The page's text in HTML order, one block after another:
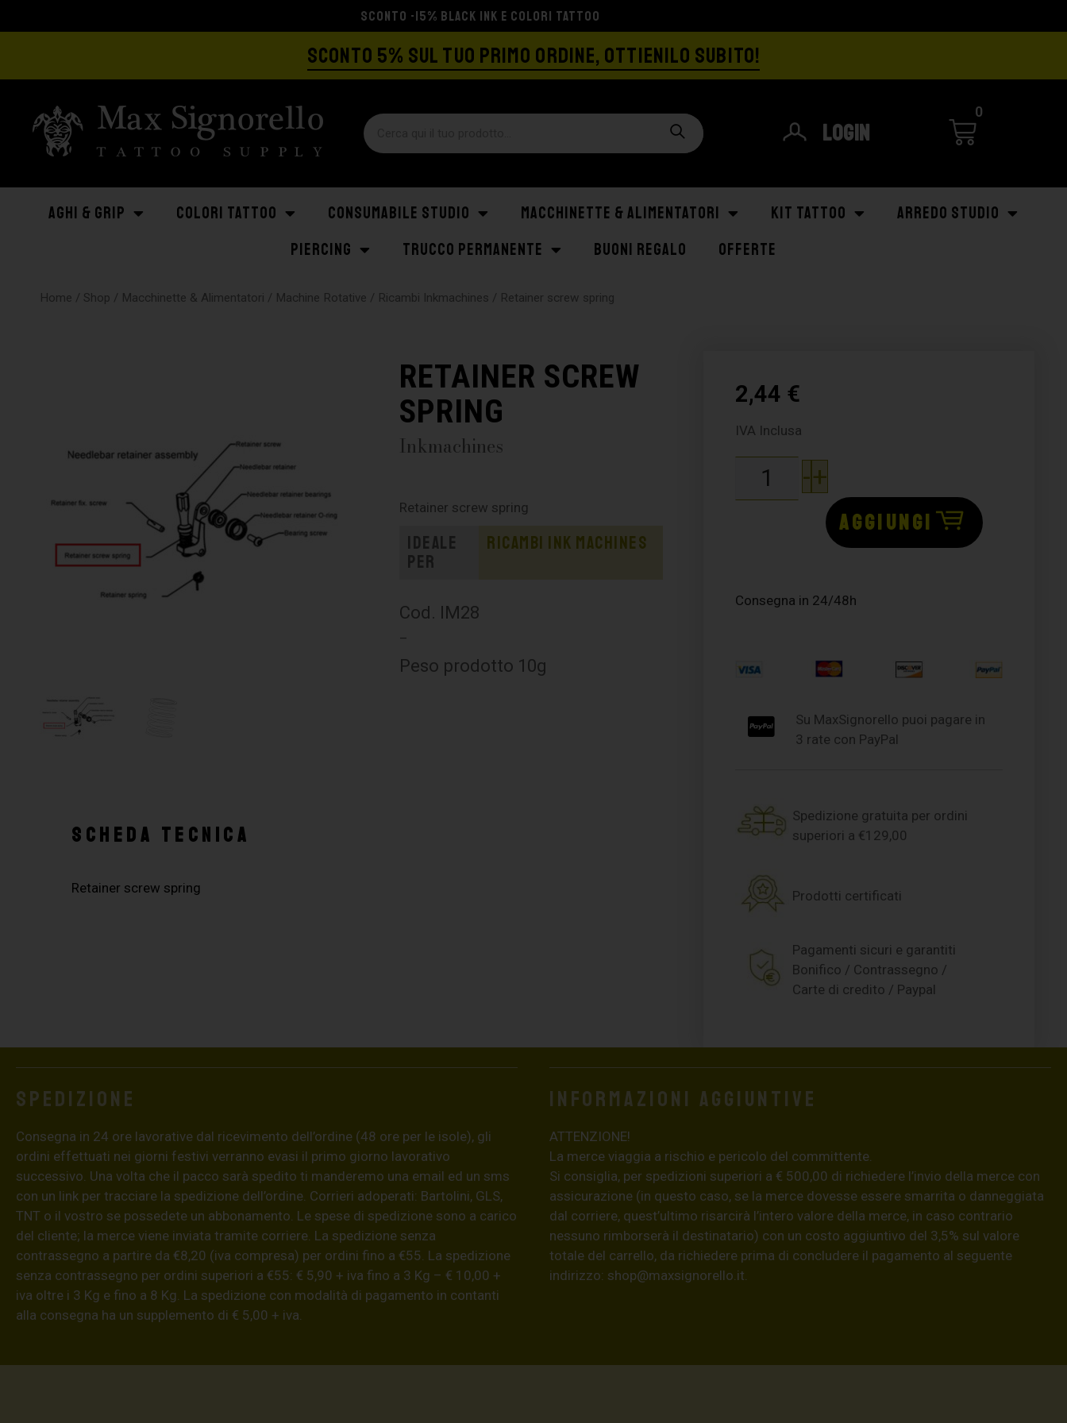
SPEDIZIONE GRATIS A PARTIRE DA €129
SCONTO 5% SUL TUO PRIMO ORDINE, OTTIENILO SUBITO!
Login
0
AGHI & GRIP COLORI TATTOO CONSUMABILE STUDIO MACCHINETTE & ALIMENTATORI KIT TATTOO
ARREDO STUDIO
PIERCING
TRUCCO PERMANENTE BUONI REGALO OFFERTE
Home / Shop / Macchinette & Alimentatori / Machine Rotative / Ricambi Inkmachines / Retainer screw spring
RETAINER SCREW
SPRING
Inkmachines
Retainer screw spring
Ideale
per
Ricambi Ink Machines
Cod. IM28
–
Peso prodotto 10g
SCHEDA TECNICA
Retainer screw spring
2,44 €
IVA Inclusa
-+
AGGIUNGI
Consegna in 24/48h
Su MaxSignorello puoi pagare in
3 rate con PayPal
Spedizione gratuita per ordini
superiori a €129,00
Prodotti certificati
Pagamenti sicuri e garantiti
Bonifico / Contrassegno /
Carte di credito / Paypal
Spedizione
Consegna in 24 ore lavorative dal ricevimento dell’ordine (48 ore per le isole), gli
ordini effettuati nei giorni festivi verranno evasi il primo giorno lavorativo
successivo. Una volta che il pacco sarà spedito ti manderemo una email ed un sms
con un link per tracciare la spedizione dell’ordine. Corrieri adoperati: Bartolini, GLS,
TNT o il vostro se possedete un abbonamento. Le spese di spedizione sono a carico
del cliente; la merce viene inviata tramite corriere. La spedizione senza
contrassegno a partire da €8,20 (iva compresa) per ordini fino a €55. La spedizione
senza contrassegno per ordini superiori a €55: € 5,90 + iva fino a 3 Kg – € 10,00 +
iva oltre i 3 Kg e fino a 8 Kg. La spedizione con modalità di pagamento in contanti
alla consegna ha un supplemento di € 5,00 + iva.
Informazioni aggiuntive
ATTENZIONE!
La merce viaggia a rischio e pericolo del committente.
Si consiglia, per spedizioni superiori a € 500,00 di richiedere l’invio della merce con
assicurazione (in questo caso, se la merce dovesse essere smarrita o danneggiata
dal corriere, quest’ultimo risarcirà l’intero valore della merce, in caso contrario
nessuno rimborserà il destinatario) con un costo aggiuntivo del 3,5% sul valore
totale del carrello, da richiedere prima di concludere il pagamento al seguente
indirizzo: shop@maxsignorello.it